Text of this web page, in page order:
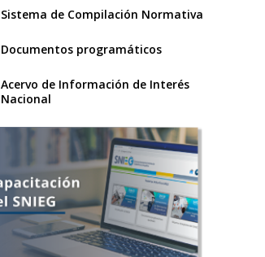
Sistema de Compilación Normativa
Documentos programáticos
Acervo de Información de Interés
Nacional